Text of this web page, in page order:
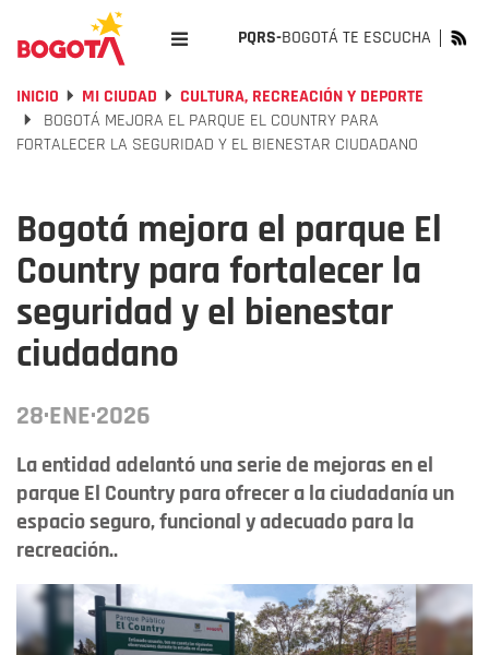
PQRS-BOGOTÁ TE ESCUCHA
INICIO MI CIUDAD
CULTURA, RECREACIÓN Y DEPORTE
BOGOTÁ MEJORA EL PARQUE EL COUNTRY PARA
FORTALECER LA SEGURIDAD Y EL BIENESTAR CIUDADANO
Bogotá mejora el parque El
Country para fortalecer la
seguridad y el bienestar
ciudadano
28·ENE·2026
La entidad adelantó una serie de mejoras en el
parque El Country para ofrecer a la ciudadanía un
espacio seguro, funcional y adecuado para la
recreación..